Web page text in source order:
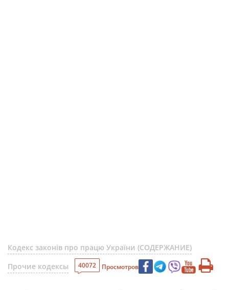
Кодекс законів про працю України (СОДЕРЖАНИЕ)
Прочие кодексы
40072 Просмотров